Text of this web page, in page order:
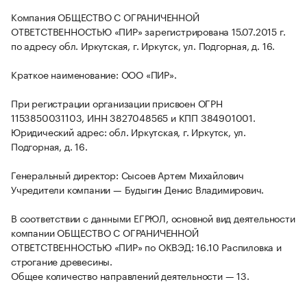
Компания ОБЩЕСТВО С ОГРАНИЧЕННОЙ
ОТВЕТСТВЕННОСТЬЮ «ПИР» зарегистрирована 15.07.2015 г.
по адресу обл. Иркутская, г. Иркутск, ул. Подгорная, д. 16.
Краткое наименование: ООО «ПИР».
При регистрации организации присвоен ОГРН
1153850031103, ИНН 3827048565 и КПП 384901001.
Юридический адрес: обл. Иркутская, г. Иркутск, ул.
Подгорная, д. 16.
Генеральный директор: Сысоев Артем Михайлович
Учредители компании — Будыгин Денис Владимирович.
В соответствии с данными ЕГРЮЛ, основной вид деятельности
компании ОБЩЕСТВО С ОГРАНИЧЕННОЙ
ОТВЕТСТВЕННОСТЬЮ «ПИР» по ОКВЭД: 16.10 Распиловка и
строгание древесины.
Общее количество направлений деятельности — 13.